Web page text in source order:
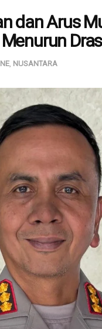
dan Arus
, NUSANTARA